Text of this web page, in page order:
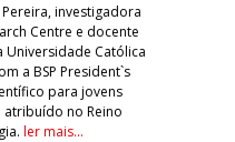
Pereira, investigadora
Centre e docente
Universidade Católica
a BSP President`s
para jovens
atribuído no Reino
ler mais...